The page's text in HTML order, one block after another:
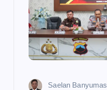
Saelan Banyumas